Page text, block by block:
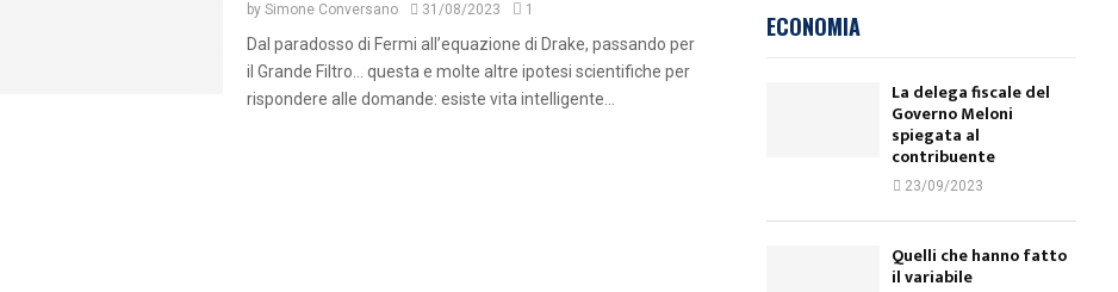
by Simone Conversano 31/08/2023 1
Dal paradosso di Fermi all’equazione di Drake, passando per
il Grande Filtro… questa e molte altre ipotesi scientifiche per
rispondere alle domande: esiste vita intelligente...
ECONOMIA
La delega fiscale del
Governo Meloni
spiegata al
contribuente
23/09/2023
Quelli che hanno fatto
il variabile